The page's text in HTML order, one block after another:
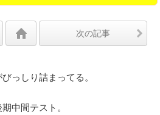
次の記事
っしり詰まってる。
中間テスト。